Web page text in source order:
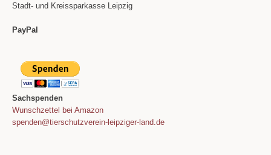
Stadt- und Kreissparkasse Leipzig
PayPal
Sachspenden
Wunschzettel bei Amazon
spenden@tierschutzverein-leipziger-land.de